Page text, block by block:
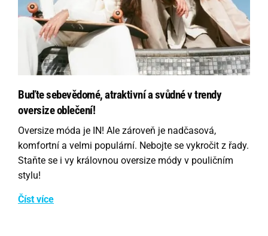
Buďte sebevědomé, atraktivní a svůdné v trendy
oversize oblečení!
Oversize móda je IN! Ale zároveň je nadčasová,
komfortní a velmi populární. Nebojte se vykročit z řady.
Staňte se i vy královnou oversize módy v pouličním
stylu!
Číst více